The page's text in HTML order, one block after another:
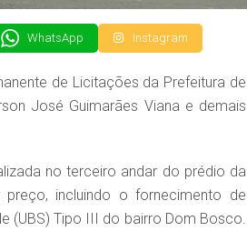
WhatsApp Instagram
de Licitações da Prefeitura de
José Guimarães Viana e demais
no terceiro andar do prédio da
incluindo o fornecimento de
(UBS) Tipo III do bairro Dom Bosco.